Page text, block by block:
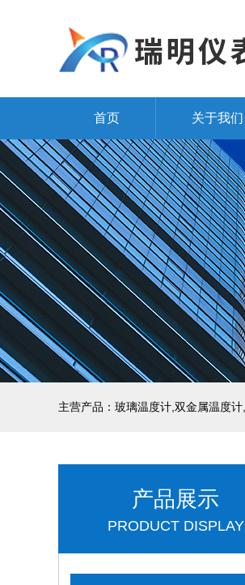
首页 关于我们
产品展示
PRODUCT DISPLAY